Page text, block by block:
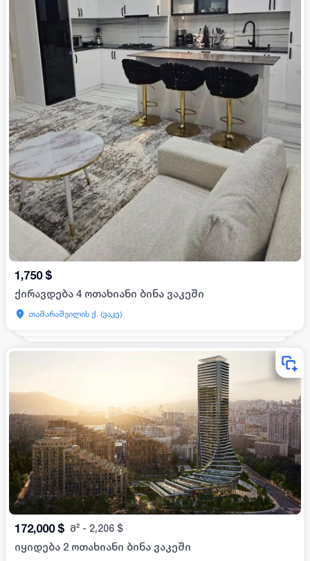
1,750 $
ქირავდება 4 ოთახიანი ბინა ვაკეში
თამარაშვილის ქ. (ვაკე)
172,000 $ მ² - 2,206 $
იყიდება 2 ოთახიანი ბინა ვაკეში